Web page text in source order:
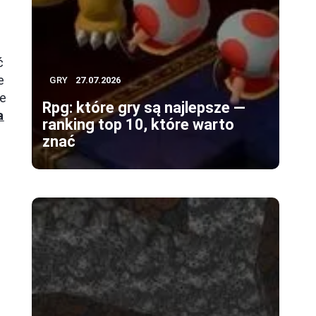
GRY 27.07.2026
Rpg: które gry są najlepsze —
ranking top 10, które warto
znać